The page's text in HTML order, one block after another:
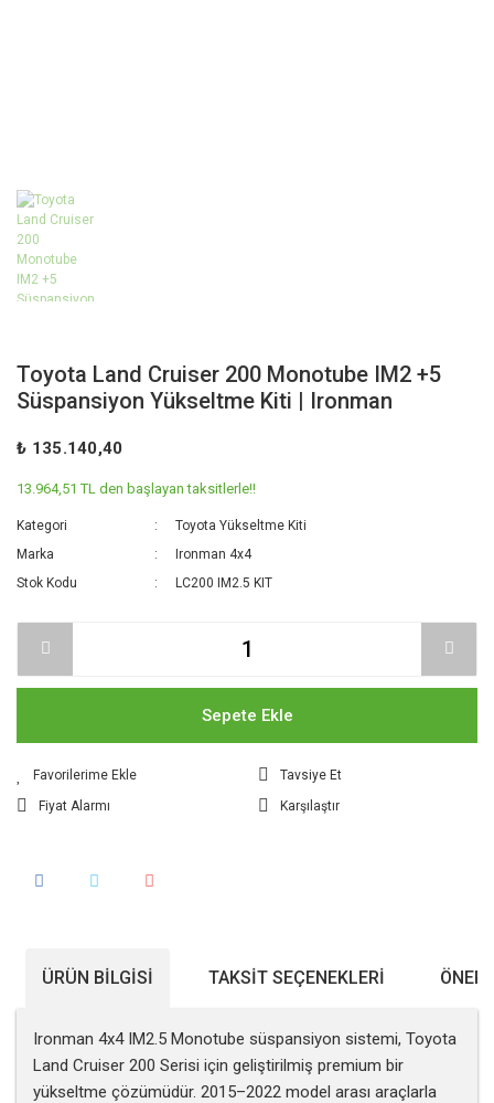
Toyota Land Cruiser 200 Monotube IM2 +5
Süspansiyon Yükseltme Kiti | Ironman
₺ 135.140,40
13.964,51 TL den başlayan taksitlerle!!
Kategori
Toyota Yükseltme Kiti
Marka
Ironman 4x4
Stok Kodu
LC200 IM2.5 KIT
Sepete Ekle
Tavsiye Et
Fiyat Alarmı
Karşılaştır
ÜRÜN BILGISI TAKSIT SEÇENEKLERI
Ironman 4x4 IM2.5 Monotube süspansiyon sistemi, Toyota
Land Cruiser 200 Serisi için geliştirilmiş premium bir
yükseltme çözümüdür. 2015–2022 model arası araçlarla